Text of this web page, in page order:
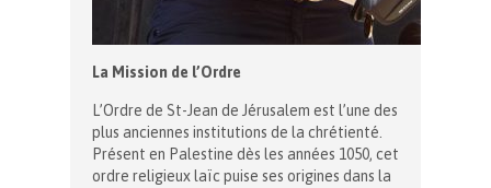
La Mission de l’Ordre
L’Ordre de St-Jean de Jérusalem est l’une des
plus anciennes institutions de la chrétienté.
Présent en Palestine dès les années 1050, cet
ordre religieux laïc puise ses origines dans la